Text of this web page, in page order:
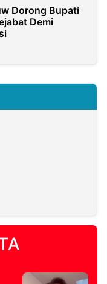
Dorong Bupati
Demi